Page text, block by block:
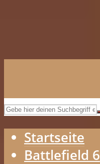
Startseite
Battlefield 6